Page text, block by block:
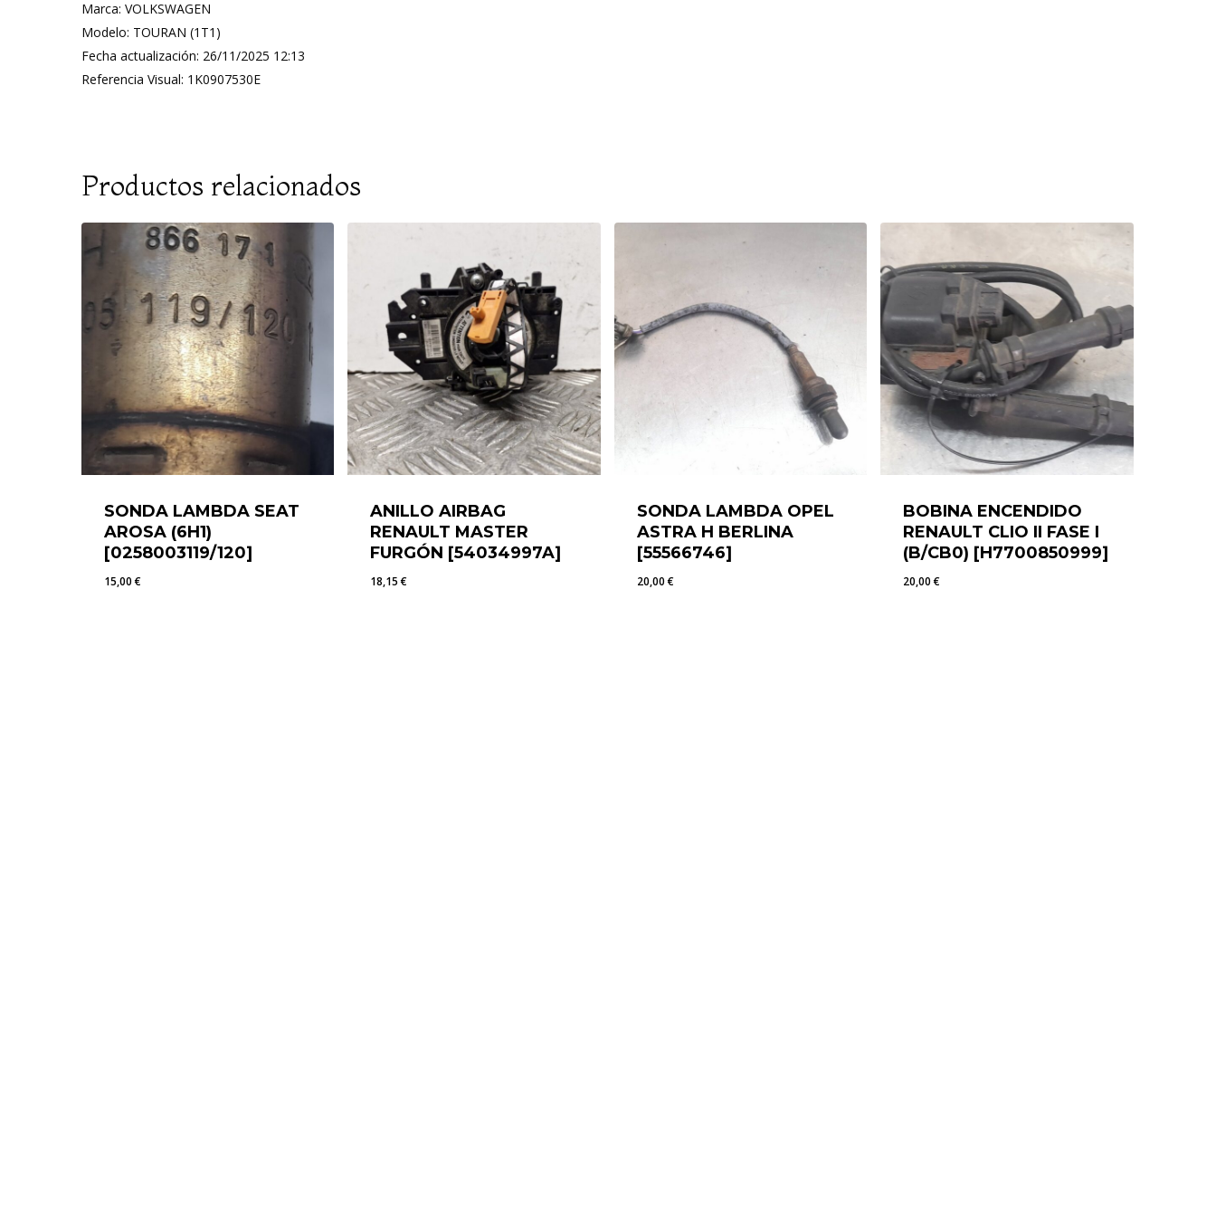
Marca: VOLKSWAGEN
Modelo: TOURAN (1T1)
Fecha actualización: 26/11/2025 12:13
Referencia Visual: 1K0907530E
Productos relacionados
SONDA LAMBDA SEAT
AROSA (6H1)
[0258003119/120]
15,00€
ANILLO AIRBAG
RENAULT MASTER
FURGÓN [54034997A]
18,15€
SONDA LAMBDA OPEL
ASTRA H BERLINA
[55566746]
20,00€
BOBINA ENCENDIDO
RENAULT CLIO II FASE I
(B/CB0) [H7700850999]
20,00€